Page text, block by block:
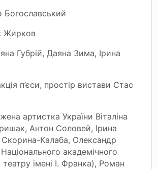
Жирков
Губрій, Даяна Зима, Ірина
п’єси, простір вистави Стас
артистка України Віталіна
Антон Соловей, Ірина
Скорина-Калаба, Олександр
академічного
імені І. Франка), Роман